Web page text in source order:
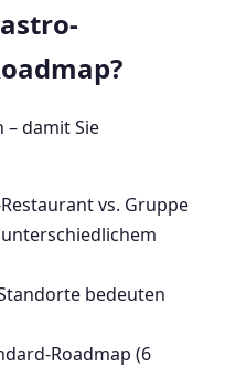
damit Sie
vs. Gruppe
bedeuten
Roadmap (6